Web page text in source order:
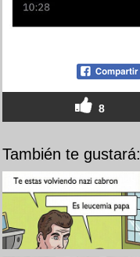
8
También te gustará: